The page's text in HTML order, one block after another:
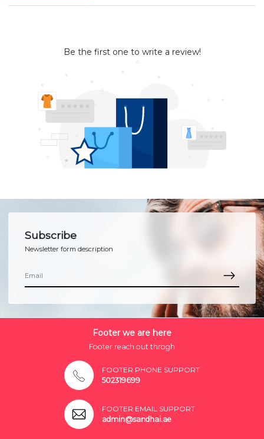
Be the first one to write a review!
Subscribe
Newsletter form description
Footer we are here
Footer reach out throgh
FOOTER PHONE SUPPORT
502319699
FOOTER EMAIL SUPPORT
admin@sandhai.ae